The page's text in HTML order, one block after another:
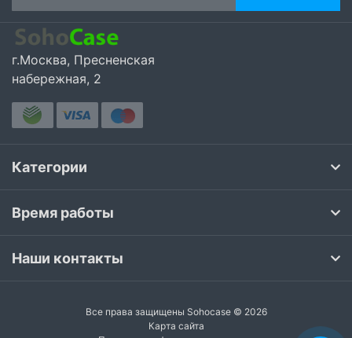
г.Москва, Пресненская
набережная, 2
Категории
Время работы
Наши контакты
Все права защищены Sohocase © 2026
Карта сайта